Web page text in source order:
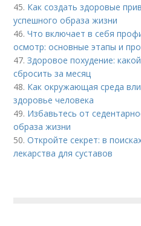
45. Как создать здоровые
успешного образа жизни
46.Что включает в себя
осмотр: основные этапы и
47.Здоровое похудение:
сбросить за месяц
48. Как окружающая среда
здоровье человека
49. Избавьтесь от
образа жизни
50.Откройте секрет: в
лекарства для суставов